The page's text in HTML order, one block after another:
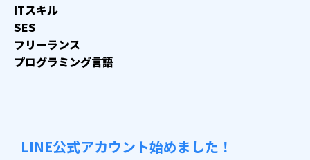
ITスキル
SES
フリーランス
プログラミング言語
LINE公式アカウント始めました！